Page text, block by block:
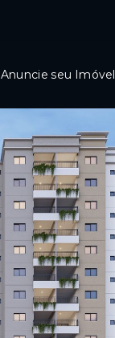
Anuncie seu Imóvel